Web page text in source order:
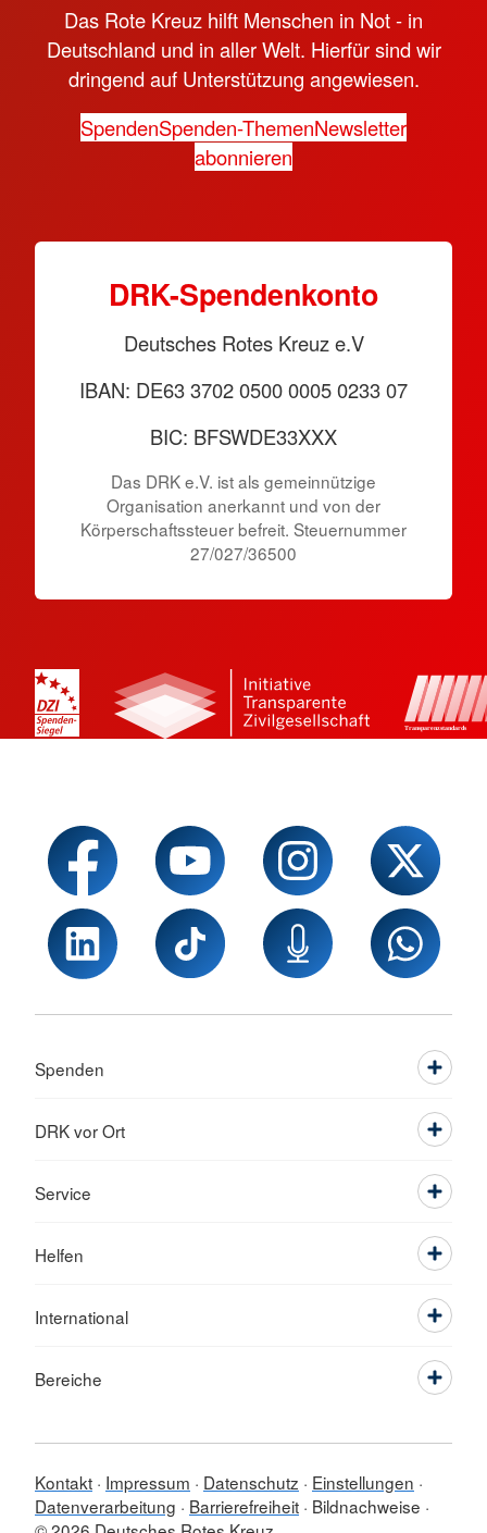
Das Rote Kreuz hilft Menschen in Not - in
Deutschland und in aller Welt. Hierfür sind wir
dringend auf Unterstützung angewiesen.
SpendenSpenden-ThemenNewsletter
abonnieren
DRK-Spendenkonto
Deutsches Rotes Kreuz e.V
IBAN: DE63 3702 0500 0005 0233 07
BIC: BFSWDE33XXX
Das DRK e.V. ist als gemeinnützige
Organisation anerkannt und von der
Körperschaftssteuer befreit. Steuernummer
27/027/36500
Spenden
DRK vor Ort
Service
Helfen
International
Bereiche
Kontakt Impressum Datenschutz
Einstellungen
Datenverarbeitung
Barrierefreiheit Bildnachweise